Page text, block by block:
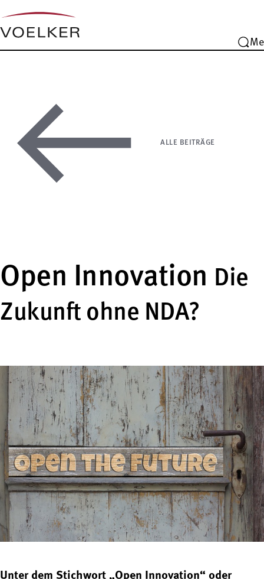
ALLE BEITRÄGE
Open Innovation Die
Zukunft ohne NDA?
Unter dem Stichwort „Open Innovation“ oder